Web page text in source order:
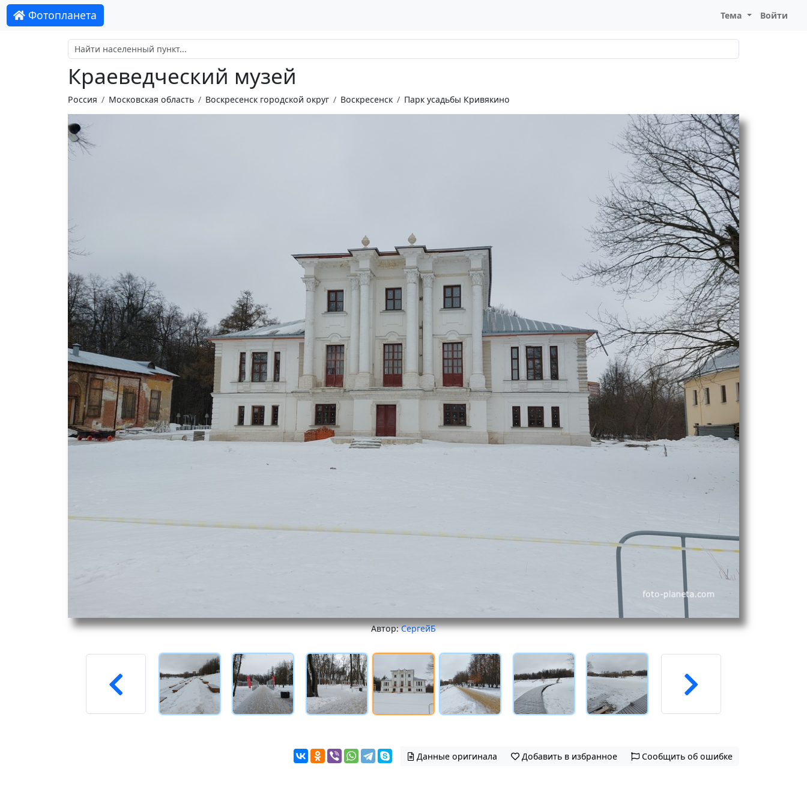
Фотопланета Тема Войти
Краеведческий музей
Россия Московская область Воскресенск городской округ Воскресенск Парк усадьбы Кривякино
Автор:СергейБ
Данные оригинала Добавить в избранное Сообщить об ошибке